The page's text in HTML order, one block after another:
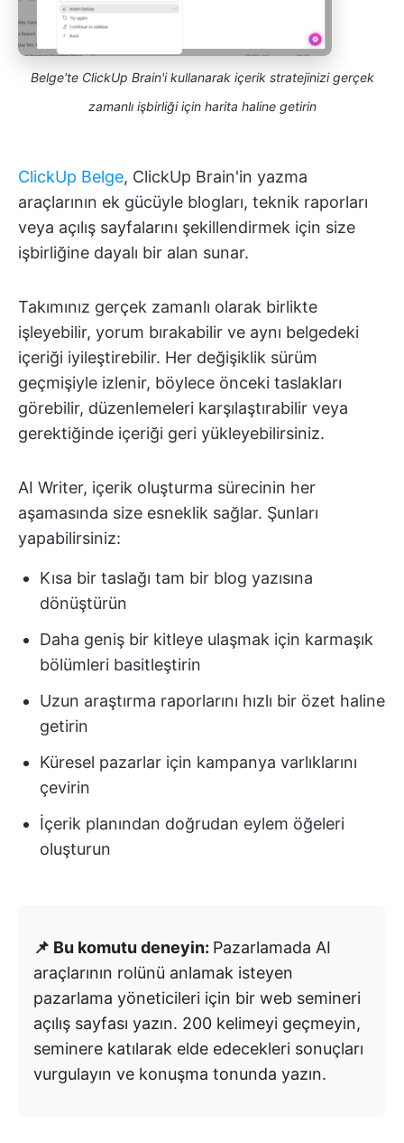
Belge'te ClickUp Brain'i kullanarak içerik stratejinizi gerçek
zamanlı işbirliği için harita haline getirin
ClickUp Belge, ClickUp Brain'in yazma
araçlarının ek gücüyle blogları, teknik raporları
veya açılış sayfalarını şekillendirmek için size
işbirliğine dayalı bir alan sunar.
Takımınız gerçek zamanlı olarak birlikte
işleyebilir, yorum bırakabilir ve aynı belgedeki
içeriği iyileştirebilir. Her değişiklik sürüm
geçmişiyle izlenir, böylece önceki taslakları
görebilir, düzenlemeleri karşılaştırabilir veya
gerektiğinde içeriği geri yükleyebilirsiniz.
AI Writer, içerik oluşturma sürecinin her
aşamasında size esneklik sağlar. Şunları
yapabilirsiniz:
Kısa bir taslağı tam bir blog yazısına
dönüştürün
Daha geniş bir kitleye ulaşmak için karmaşık
bölümleri basitleştirin
Uzun araştırma raporlarını hızlı bir özet haline
getirin
Küresel pazarlar için kampanya varlıklarını
çevirin
İçerik planından doğrudan eylem öğeleri
oluşturun
📌 Bu komutu deneyin: Pazarlamada AI
araçlarının rolünü anlamak isteyen
pazarlama yöneticileri için bir web semineri
açılış sayfası yazın. 200 kelimeyi geçmeyin,
seminere katılarak elde edecekleri sonuçları
vurgulayın ve konuşma tonunda yazın.